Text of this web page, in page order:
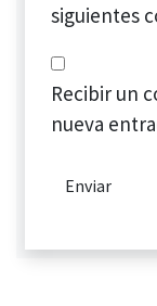
siguientes
Recibir un
nueva